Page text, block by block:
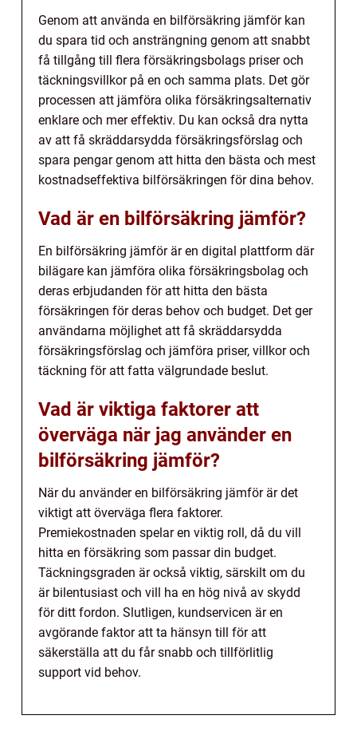
Genom att använda en bilförsäkring jämför kan
du spara tid och ansträngning genom att snabbt
få tillgång till flera försäkringsbolags priser och
täckningsvillkor på en och samma plats. Det gör
processen att jämföra olika försäkringsalternativ
enklare och mer effektiv. Du kan också dra nytta
av att få skräddarsydda försäkringsförslag och
spara pengar genom att hitta den bästa och mest
kostnadseffektiva bilförsäkringen för dina behov.
Vad är en bilförsäkring jämför?
En bilförsäkring jämför är en digital plattform där
bilägare kan jämföra olika försäkringsbolag och
deras erbjudanden för att hitta den bästa
försäkringen för deras behov och budget. Det ger
användarna möjlighet att få skräddarsydda
försäkringsförslag och jämföra priser, villkor och
täckning för att fatta välgrundade beslut.
Vad är viktiga faktorer att
överväga när jag använder en
bilförsäkring jämför?
När du använder en bilförsäkring jämför är det
viktigt att överväga flera faktorer.
Premiekostnaden spelar en viktig roll, då du vill
hitta en försäkring som passar din budget.
Täckningsgraden är också viktig, särskilt om du
är bilentusiast och vill ha en hög nivå av skydd
för ditt fordon. Slutligen, kundservicen är en
avgörande faktor att ta hänsyn till för att
säkerställa att du får snabb och tillförlitlig
support vid behov.